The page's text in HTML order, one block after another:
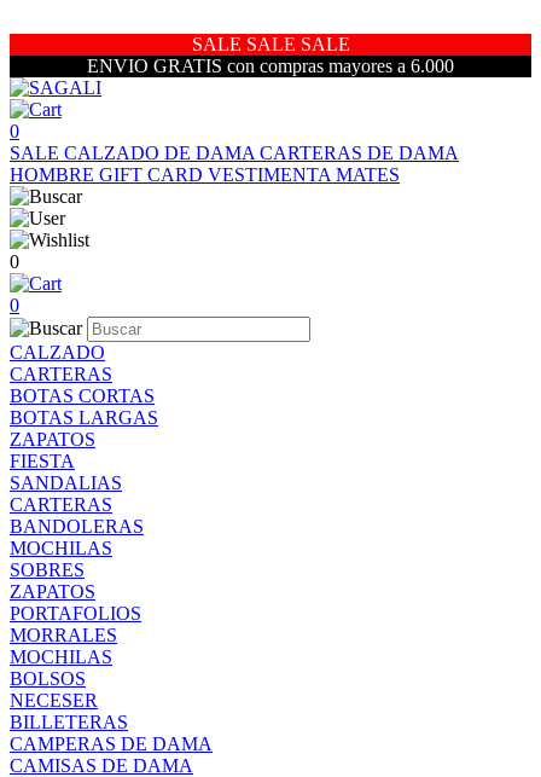
SALE SALE SALE
ENVIO GRATIS con compras mayores a 6.000
0
SALE CALZADO DE DAMA CARTERAS DE DAMA
HOMBRE GIFT CARD VESTIMENTA MATES
0
0
CALZADO
CARTERAS
BOTAS CORTAS
BOTAS LARGAS
ZAPATOS
FIESTA
SANDALIAS
CARTERAS
BANDOLERAS
MOCHILAS
SOBRES
ZAPATOS
PORTAFOLIOS
MORRALES
MOCHILAS
BOLSOS
NECESER
BILLETERAS
CAMPERAS DE DAMA
CAMISAS DE DAMA